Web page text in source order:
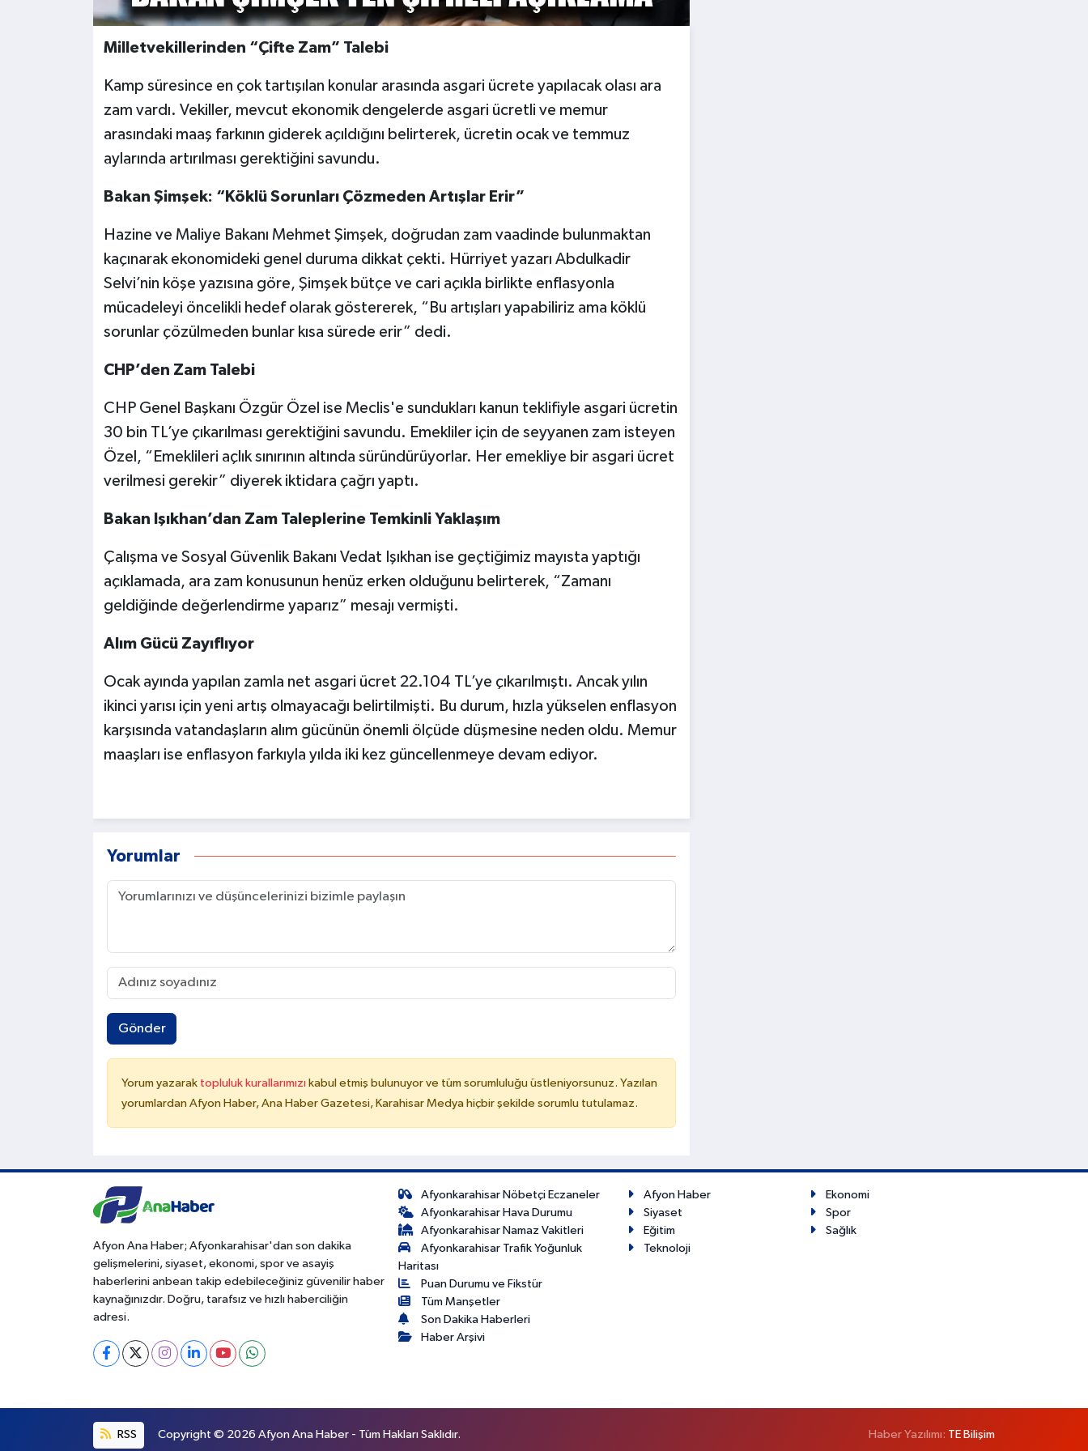
Milletvekillerinden “Çifte Zam” Talebi
Kamp süresince en çok tartışılan konular arasında asgari ücrete yapılacak olası ara
zam vardı. Vekiller, mevcut ekonomik dengelerde asgari ücretli ve memur
arasındaki maaş farkının giderek açıldığını belirterek, ücretin ocak ve temmuz
aylarında artırılması gerektiğini savundu.
Bakan Şimşek: “Köklü Sorunları Çözmeden Artışlar Erir”
Hazine ve Maliye Bakanı Mehmet Şimşek, doğrudan zam vaadinde bulunmaktan
kaçınarak ekonomideki genel duruma dikkat çekti. Hürriyet yazarı Abdulkadir
Selvi’nin köşe yazısına göre, Şimşek bütçe ve cari açıkla birlikte enflasyonla
mücadeleyi öncelikli hedef olarak göstererek, “Bu artışları yapabiliriz ama köklü
sorunlar çözülmeden bunlar kısa sürede erir” dedi.
CHP’den Zam Talebi
CHP Genel Başkanı Özgür Özel ise Meclis'e sundukları kanun teklifiyle asgari ücretin
30 bin TL’ye çıkarılması gerektiğini savundu. Emekliler için de seyyanen zam isteyen
Özel, “Emeklileri açlık sınırının altında süründürüyorlar. Her emekliye bir asgari ücret
verilmesi gerekir” diyerek iktidara çağrı yaptı.
Bakan Işıkhan’dan Zam Taleplerine Temkinli Yaklaşım
Çalışma ve Sosyal Güvenlik Bakanı Vedat Işıkhan ise geçtiğimiz mayısta yaptığı
açıklamada, ara zam konusunun henüz erken olduğunu belirterek, “Zamanı
geldiğinde değerlendirme yaparız” mesajı vermişti.
Alım Gücü Zayıflıyor
Ocak ayında yapılan zamla net asgari ücret 22.104 TL’ye çıkarılmıştı. Ancak yılın
ikinci yarısı için yeni artış olmayacağı belirtilmişti. Bu durum, hızla yükselen enflasyon
karşısında vatandaşların alım gücünün önemli ölçüde düşmesine neden oldu. Memur
maaşları ise enflasyon farkıyla yılda iki kez güncellenmeye devam ediyor.
Yorumlar
Gönder
Yorum yazarak topluluk kurallarımızı kabul etmiş bulunuyor ve tüm sorumluluğu üstleniyorsunuz. Yazılan
yorumlardan Afyon Haber, Ana Haber Gazetesi, Karahisar Medya hiçbir şekilde sorumlu tutulamaz.
Afyon Ana Haber; Afyonkarahisar'dan son dakika
gelişmelerini, siyaset, ekonomi, spor ve asayiş
haberlerini anbean takip edebileceğiniz güvenilir haber
kaynağınızdır. Doğru, tarafsız ve hızlı haberciliğin
adresi.
Afyonkarahisar Nöbetçi Eczaneler
Afyonkarahisar Hava Durumu
Afyonkarahisar Namaz Vakitleri
Afyonkarahisar Trafik Yoğunluk
Haritası
Puan Durumu ve Fikstür
Tüm Manşetler
Son Dakika Haberleri
Haber Arşivi
Afyon Haber
Ekonomi
Siyaset
Spor
Eğitim
Sağlık
Teknoloji
RSS Copyright © 2026 Afyon Ana Haber - Tüm Hakları Saklıdır. Haber Yazılımı: TE Bilişim